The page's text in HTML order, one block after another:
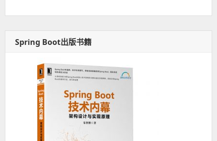
Spring Boot出版书籍